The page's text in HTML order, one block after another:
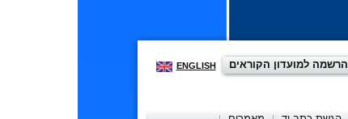
ENGLISH הרשמה למועדון הקוראים